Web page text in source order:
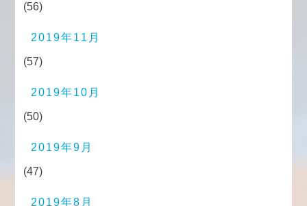
(56)
2019年11月
(57)
2019年10月
(50)
2019年9月
(47)
2019年8月